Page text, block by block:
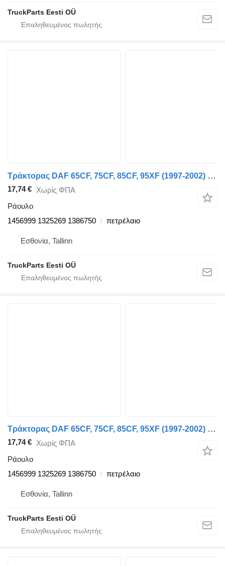
TruckParts Eesti OÜ
Τράκτορας DAF 65CF, 75CF, 85CF, 95XF (1997-2002) για ράουλο DAF 95XF (01.97-12.02) 1456999
17,74 € Χωρίς ΦΠΑ
Ράουλο
1456999 1325269 1386750
πετρέλαιο
Εσθονία, Tallinn
TruckParts Eesti OÜ
Τράκτορας DAF 65CF, 75CF, 85CF, 95XF (1997-2002) για ράουλο DAF 95XF (01.97-12.02) 1456999
17,74 € Χωρίς ΦΠΑ
Ράουλο
1456999 1325269 1386750
πετρέλαιο
Εσθονία, Tallinn
TruckParts Eesti OÜ